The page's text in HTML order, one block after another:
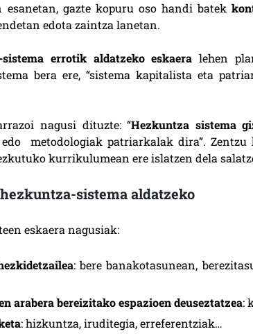
esanetan, gazte kopuru oso handi batek
edota zaintza lanetan.
sistema errotik aldatzeko eskaera lehen
bera ere, “sistema kapitalista eta
nagusi dituzte: “Hezkuntza sistema
metodologiak patriarkalak dira”. Zentzu
kurrikulumean ere islatzen dela
sistema aldatzeko
eskaera nagusiak:
: bere banakotasunean,
arabera bereizitako espazioen deuseztatzea:
: hizkuntza, iruditegia, erreferentziak…